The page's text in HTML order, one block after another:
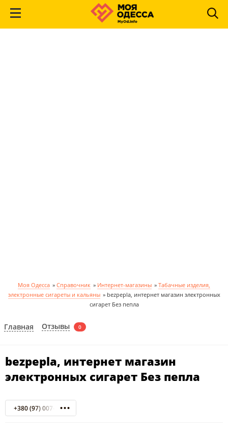
Моя Одесса » Справочник » Интернет-магазины » Табачные изделия,
электронные сигареты и кальяны » bezpepla, интернет магазин электронных
сигарет Без пепла
Главная Отзывы 0
bezpepla, интернет магазин
электронных сигарет Без пепла
+380 (97) 007-61-61